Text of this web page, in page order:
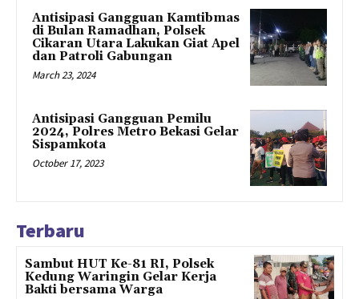
Antisipasi Gangguan Kamtibmas
di Bulan Ramadhan, Polsek
Cikaran Utara Lakukan Giat Apel
dan Patroli Gabungan
March 23, 2024
Antisipasi Gangguan Pemilu
2024, Polres Metro Bekasi Gelar
Sispamkota
October 17, 2023
Terbaru
Sambut HUT Ke-81 RI, Polsek
Kedung Waringin Gelar Kerja
Bakti bersama Warga